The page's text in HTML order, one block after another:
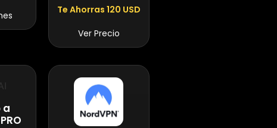
Te Ahorras 120 USD
Ver Precio
a